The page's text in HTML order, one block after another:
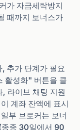
가 자금세탁방지
때까지 보너스가
추가 단계가 필요
활성화" 버튼을 클
라이브 채팅 지원
계좌 잔액에 표시
부 브로커는 보너
종종 30일에서 90